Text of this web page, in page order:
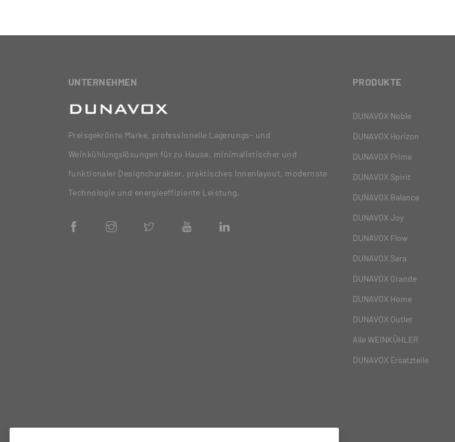
UNTERNEHMEN
Preisgekrönte Marke, professionelle Lagerungs- und
Weinkühlungslösungen für zu Hause, minimalistischer und
funktionaler Designcharakter, praktisches Innenlayout, modernste
Technologie und energieeffiziente Leistung.
PRODUKTE
DUNAVOX Noble
DUNAVOX Horizon
DUNAVOX Prime
DUNAVOX Spirit
DUNAVOX Balance
DUNAVOX Joy
DUNAVOX Flow
DUNAVOX Sera
DUNAVOX Grande
DUNAVOX Home
DUNAVOX Outlet
Alle WEINKÜHLER
DUNAVOX Ersatzteile